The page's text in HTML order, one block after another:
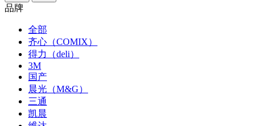
品牌
全部
齐心（COMIX）
得力（deli）
3M
国产
晨光（M&G）
三通
凯晨